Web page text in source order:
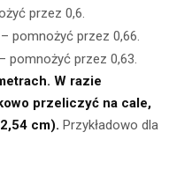
przez 0,6.
pomnożyć przez 0,66.
pomnożyć przez 0,63.
W razie
przeliczyć na cale,
cm). Przykładowo dla